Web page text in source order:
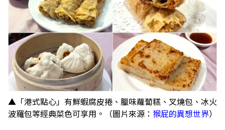
▲「港式點心」有鮮蝦腐皮捲、臘味蘿蔔糕、叉燒包、冰火
波羅包等經典菜色可享用。（圖片來源： 猴屁的異想世界）